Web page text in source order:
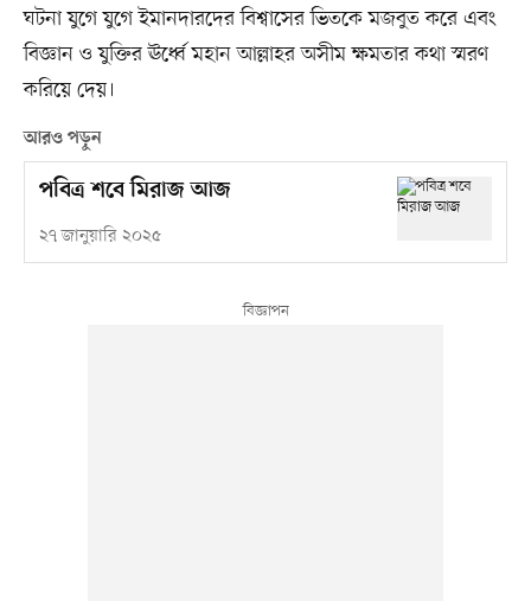
ঘটনা যুগে যুগে ইমানদারদের বিশ্বাসের ভিতকে মজবুত করে এবং
বিজ্ঞান ও যুক্তির ঊর্ধ্বে মহান আল্লাহর অসীম ক্ষমতার কথা স্মরণ
করিয়ে দেয়।
আরও পড়ুন
পবিত্র শবে মিরাজ আজ
২৭ জানুয়ারি ২০২৫